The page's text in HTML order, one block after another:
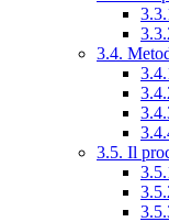
3.4.
3.5. Il